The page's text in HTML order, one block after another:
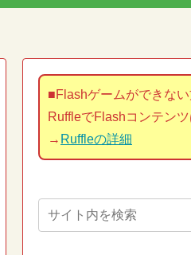
■Flashゲームができな
RuffleでFlashコンテンツ
→ Ruffleの詳細